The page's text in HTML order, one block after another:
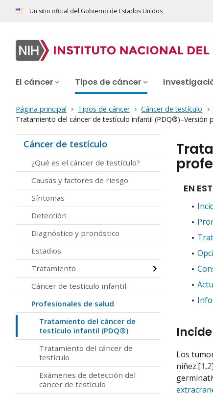
Un sitio oficial del Gobierno de Estados Unidos
El cáncer Tipos de cáncer
Página principal Tipos de cáncer Cáncer de testículo
Tratamiento del cáncer de testículo infantil (PDQ®)–Versión
Cáncer de testículo
¿Qué es el cáncer de testículo?
Causas y factores de riesgo
Síntomas
Detección
Diagnóstico y pronóstico
Estadios
Tratamiento
Cáncer de testículo infantil
Profesionales de salud
Tratamiento del cáncer de
testículo infantil (PDQ®)
Tratamiento del cáncer de
testículo
Exámenes de detección del
cáncer de testículo
EN
Los
niñez.[1,2